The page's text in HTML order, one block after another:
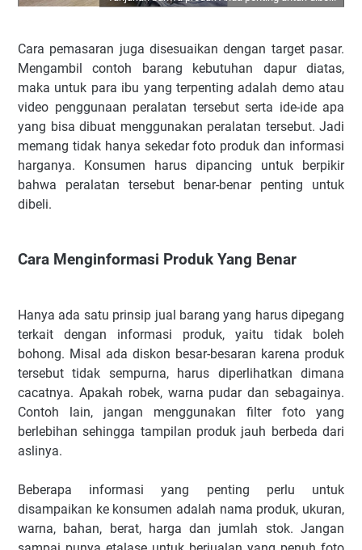
Cara pemasaran juga disesuaikan dengan target pasar.
Mengambil contoh barang kebutuhan dapur diatas,
maka untuk para ibu yang terpenting adalah demo atau
video penggunaan peralatan tersebut serta ide-ide apa
yang bisa dibuat menggunakan peralatan tersebut. Jadi
memang tidak hanya sekedar foto produk dan informasi
harganya. Konsumen harus dipancing untuk berpikir
bahwa peralatan tersebut benar-benar penting untuk
dibeli.
Cara Menginformasi Produk Yang Benar
Hanya ada satu prinsip jual barang yang harus dipegang
terkait dengan informasi produk, yaitu tidak boleh
bohong. Misal ada diskon besar-besaran karena produk
tersebut tidak sempurna, harus diperlihatkan dimana
cacatnya. Apakah robek, warna pudar dan sebagainya.
Contoh lain, jangan menggunakan filter foto yang
berlebihan sehingga tampilan produk jauh berbeda dari
aslinya.
Beberapa informasi yang penting perlu untuk
disampaikan ke konsumen adalah nama produk, ukuran,
warna, bahan, berat, harga dan jumlah stok. Jangan